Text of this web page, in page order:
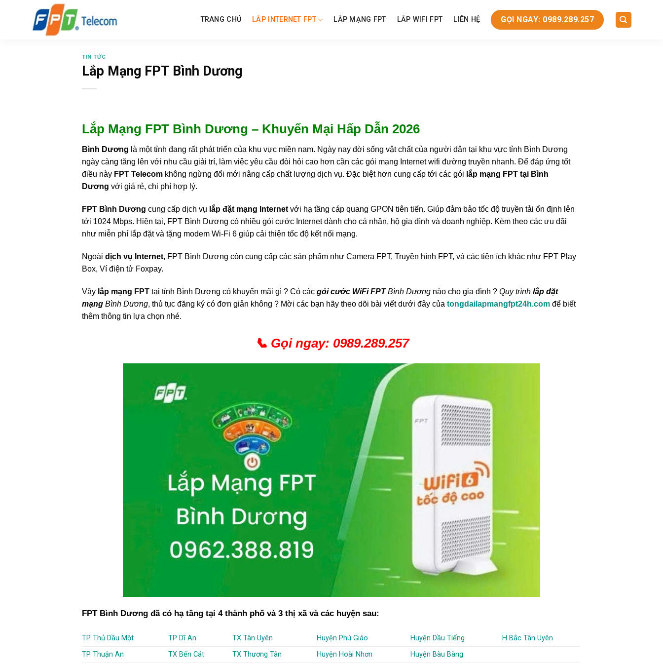
TRANG CHỦ LẮP INTERNET FPT LẮP MẠNG FPT LẮP WIFI FPT LIÊN HỆ GỌI NGAY: 0989.289.257
TIN TỨC
Lắp Mạng FPT Bình Dương
Lắp Mạng FPT Bình Dương – Khuyến Mại Hấp Dẫn 2026
Bình Dương là một tỉnh đang rất phát triển của khu vực miền nam. Ngày nay đời sống vật chất của người dân tại khu vực tỉnh Bình Dương
ngày càng tăng lên với nhu cầu giải trí, làm việc yêu cầu đòi hỏi cao hơn cần các gói mạng Internet wifi đường truyền nhanh. Để đáp ứng tốt
điều này FPT Telecom không ngừng đổi mới nâng cấp chất lượng dịch vụ. Đặc biệt hơn cung cấp tới các gói lắp mạng FPT tại Bình
Dương với giá rẻ, chi phí hợp lý.
FPT Bình Dương cung cấp dịch vụ lắp đặt mạng Internet với hạ tầng cáp quang GPON tiên tiến. Giúp đảm bảo tốc độ truyền tải ổn định lên
tới 1024 Mbps. Hiện tại, FPT Bình Dương có nhiều gói cước Internet dành cho cá nhân, hộ gia đình và doanh nghiệp. Kèm theo các ưu đãi
như miễn phí lắp đặt và tặng modem Wi-Fi 6 giúp cải thiện tốc độ kết nối mạng.
Ngoàidịch vụ Internet, FPT Bình Dương còn cung cấp các sản phẩm như Camera FPT, Truyền hình FPT, và các tiện ích khác như FPT Play
Box, Ví điện tử Foxpay.
Vậy lắp mạng FPT tại tỉnh Bình Dương có khuyến mãi gì ? Có cácgói cước WiFi FPTBình Dương nào cho gia đình ?Quy trìnhlắp đặt
mạng Bình Dương, thủ tục đăng ký có đơn giản không ? Mời các bạn hãy theo dõi bài viết dưới đây của tongdailapmangfpt24h.com để biết
thêm thông tin lựa chọn nhé.
📞 Gọi ngay: 0989.289.257
FPT Bình Dương đã có hạ tầng tại 4 thành phố và 3 thị xã và các huyện sau:
TP Thủ Dầu Một TP Dĩ An TX Tân Uyên Huyện Phú Giáo Huyện Dầu Tiếng
H Bắc Tân Uyên
TP Thuận An
TX Bến Cát TX Thương Tân Huyện Hoài Nhơn Huyện Bàu Bàng